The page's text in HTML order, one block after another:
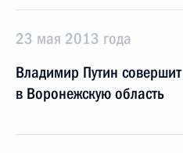
23 мая 2013 года
Владимир Путин
в Воронежскую область